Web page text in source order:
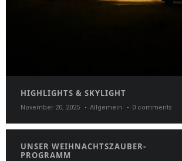
HIGHLIGHTS & SKYLIGHT
November 20, 2025 Allgemein 0 comments
UNSER WEIHNACHTSZAUBER-
PROGRAMM